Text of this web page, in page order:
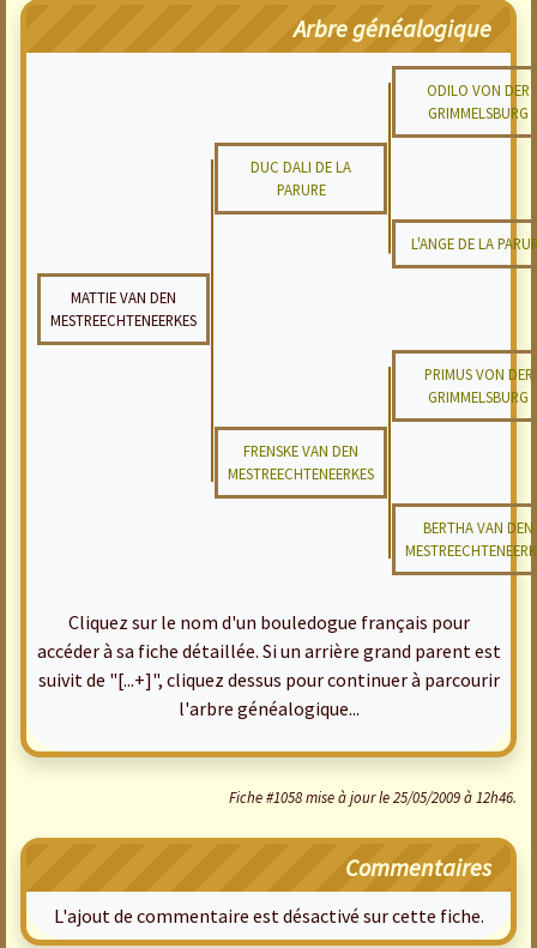
Arbre généalogique
ODILO VON DER
GRIMMELSBURG
DUC DALI DE LA
PARURE
L'ANGE DE LA
MATTIE VAN DEN
MESTREECHTENEERKES
PRIMUS VON DER
GRIMMELSBURG
FRENSKE VAN DEN
MESTREECHTENEERKES
BERTHA VAN DEN
Cliquez sur le nom d'un bouledogue français pour
accéder à sa fiche détaillée. Si un arrière grand parent est
suivit de "[...+]", cliquez dessus pour continuer à parcourir
l'arbre généalogique...
Fiche #1058 mise à jour le 25/05/2009 à 12h46.
Commentaires
L'ajout de commentaire est désactivé sur cette fiche.